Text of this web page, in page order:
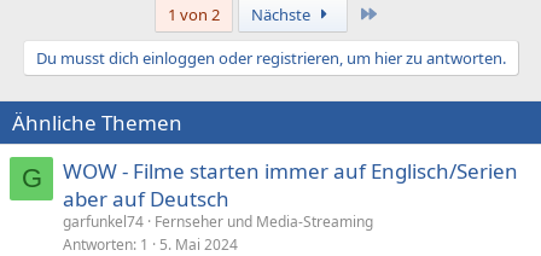
1 von 2 Nächste
Du musst dich einloggen oder registrieren, um hier zu antworten.
Ähnliche Themen
G
WOW - Filme starten immer auf Englisch/Serien
aber auf Deutsch
garfunkel74 Fernseher und Media-Streaming
Antworten 1 5. Mai 2024